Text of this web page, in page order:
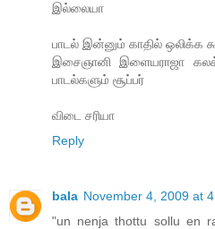
இல்லையா
பாடல் இன்னும் காதில் ஒலிக்க
இசைஞானி இளையராஜா
பாடல்களும் சூப்பர்
விடை சரியா
Reply
bala November 4, 2009 at
"un nenja thottu sollu en